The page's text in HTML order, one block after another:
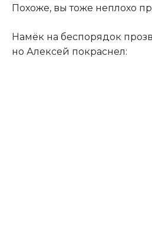
Похоже, вы тоже неплохо
Намёк на беспорядок
но Алексей покраснел: